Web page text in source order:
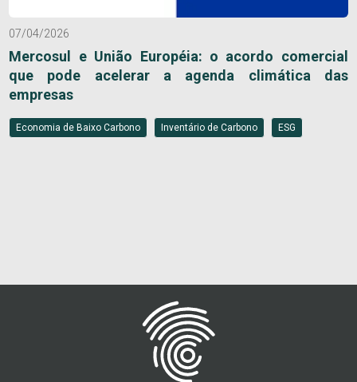
07/04/2026
Mercosul e União Européia: o acordo comercial
que pode acelerar a agenda climática das
empresas
Economia de Baixo Carbono Inventário de Carbono ESG